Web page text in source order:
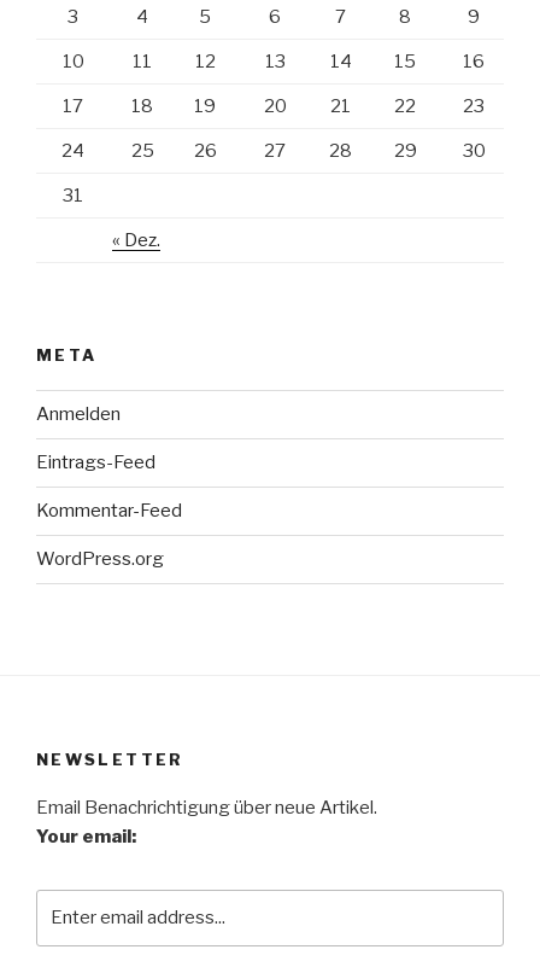
« Dez.
3 4 5 6 7 8 9
10 11 12 13 14 15 16
17 18 19 20 21 22 23
24 25 26 27 28 29 30
31
META
Anmelden
Eintrags-Feed
Kommentar-Feed
WordPress.org
NEWSLETTER
Email Benachrichtigung über neue Artikel.
Your email: